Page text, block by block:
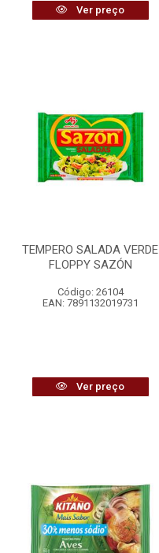
Ver preço
TEMPERO SALADA VERDE
FLOPPY SAZÓN
Código: 26104
EAN: 7891132019731
Ver preço